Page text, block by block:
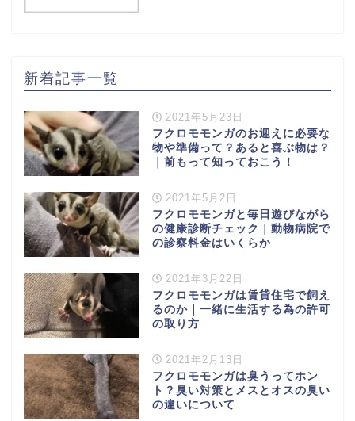
新着記事一覧
2021年5月23日
フクロモモンガのお迎えに必要な
物や準備って？あると喜ぶ物は？
｜前もって知っておこう！
2021年5月2日
フクロモモンガと毎日遊びながら
の健康診断チェック｜動物病院で
の診察料金はいくらか
2021年3月22日
フクロモモンガは賃貸住宅で飼え
るのか｜一緒に生活する為の許可
の取り方
2021年2月13日
フクロモモンガは臭うってホン
ト？臭い対策とメスとオスの臭い
の違いについて